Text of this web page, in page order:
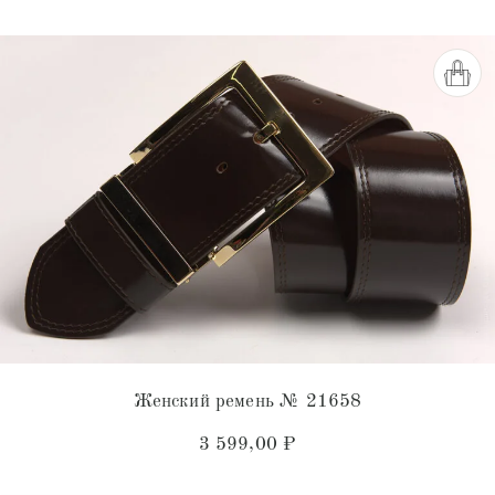
Женский ремень № 21658
3 599,00 ₽